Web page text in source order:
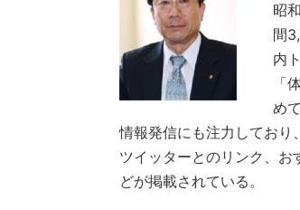
昭
間
内
「
め
情報発信にも注力しており
ツイッターとのリンク、
どが掲載されている。